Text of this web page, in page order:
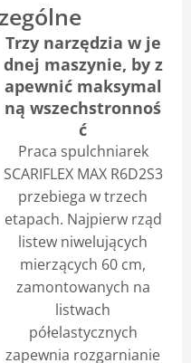
Trzy narzędzia w je
dnej maszynie, by z
apewnić maksymal
ną wszechstronnoś
ć
Praca spulchniarek
SCARIFLEX MAX R6D2S3
przebiega w trzech
etapach. Najpierw rząd
listew niwelujących
mierzących 60 cm,
zamontowanych na
listwach
półelastycznych
zapewnia rozgarnianie